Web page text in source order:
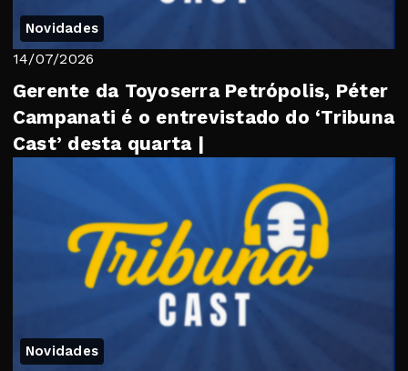
Novidades
14/07/2026
Gerente da Toyoserra Petrópolis, Péter
Campanati é o entrevistado do ‘Tribuna
Cast’ desta quarta |
Novidades